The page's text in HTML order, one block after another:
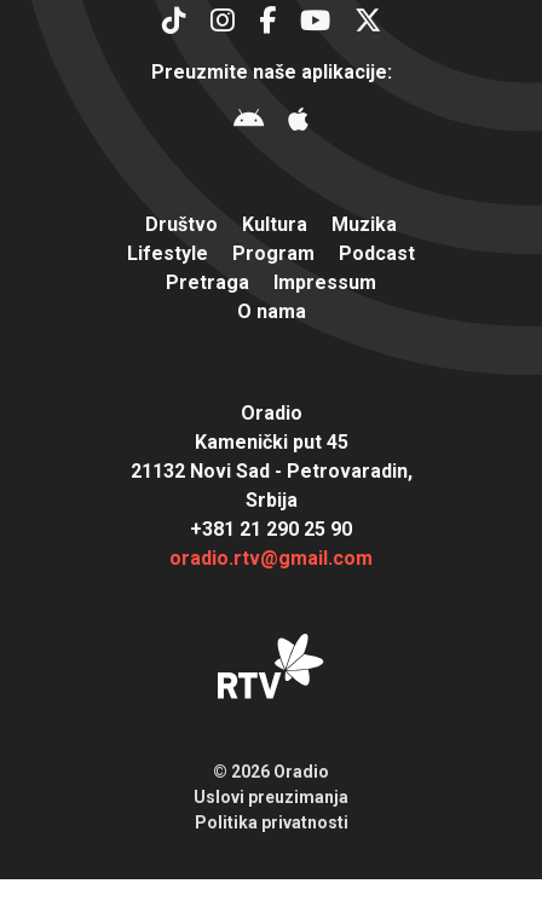
Preuzmite naše aplikacije:
Društvo Kultura
Muzika
Lifestyle
Program
Podcast
Pretraga
Impressum
O nama
Oradio
Kamenički put 45
21132 Novi Sad - Petrovaradin,
Srbija
+381 21 290 25 90
oradio.rtv@gmail.com
© 2026 Oradio
Uslovi preuzimanja
Politika privatnosti